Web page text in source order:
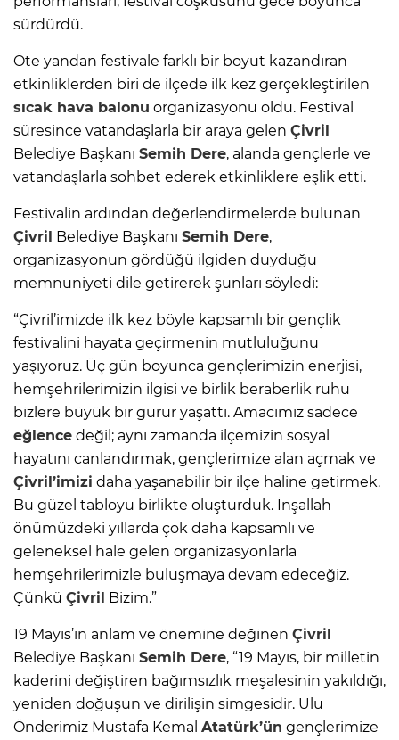
sürdürdü.
Öte yandan festivale farklı bir boyut kazandıran
etkinliklerden biri de ilçede ilk kez gerçekleştirilen
sıcak hava balonu organizasyonu oldu. Festival
süresince vatandaşlarla bir araya gelen Çivril
Belediye Başkanı Semih Dere, alanda gençlerle ve
vatandaşlarla sohbet ederek etkinliklere eşlik etti.
Festivalin ardından değerlendirmelerde bulunan
Çivril Belediye Başkanı Semih Dere,
organizasyonun gördüğü ilgiden duyduğu
memnuniyeti dile getirerek şunları söyledi:
“Çivril’imizde ilk kez böyle kapsamlı bir gençlik
festivalini hayata geçirmenin mutluluğunu
yaşıyoruz. Üç gün boyunca gençlerimizin enerjisi,
hemşehrilerimizin ilgisi ve birlik beraberlik ruhu
bizlere büyük bir gurur yaşattı. Amacımız sadece
eğlence değil; aynı zamanda ilçemizin sosyal
hayatını canlandırmak, gençlerimize alan açmak ve
Çivril’imizi daha yaşanabilir bir ilçe haline getirmek.
Bu güzel tabloyu birlikte oluşturduk. İnşallah
önümüzdeki yıllarda çok daha kapsamlı ve
geleneksel hale gelen organizasyonlarla
hemşehrilerimizle buluşmaya devam edeceğiz.
Çünkü Çivril Bizim.”
19 Mayıs’ın anlam ve önemine değinen Çivril
Belediye Başkanı Semih Dere, “19 Mayıs, bir milletin
kaderini değiştiren bağımsızlık meşalesinin yakıldığı,
yeniden doğuşun ve dirilişin simgesidir. Ulu
Önderimiz Mustafa Kemal Atatürk’ün gençlerimize